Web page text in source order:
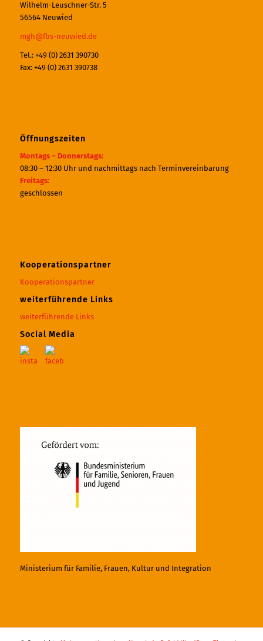
Wilhelm-Leuschner-Str. 5
56564 Neuwied
mgh@fbs-neuwied.de
Tel.: +49 (0) 2631 390730
Fax: +49 (0) 2631 390738
Öffnungszeiten
Montags – Donnerstags:
08:30 – 12:30 Uhr und nachmittags nach Terminvereinbarung
Freitags:
geschlossen
Kooperationspartner
Kooperationspartner
weiterführende Links
weiterführende Links
Social Media
Ministerium für Familie, Frauen, Kultur und Integration